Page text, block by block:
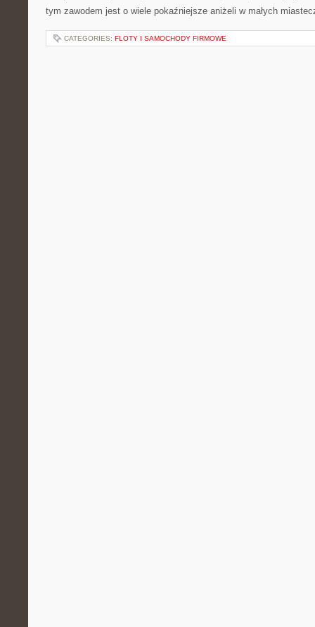
tym zawodem jest o wiele pokaźniejsze aniżeli w małych
CATEGORIES: FLOTY I SAMOCHODY FIRMOWE